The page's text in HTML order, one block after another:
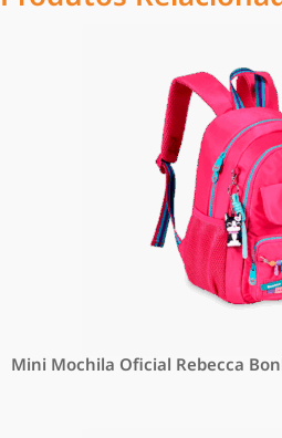
Mini Mochila Oficial Rebecca